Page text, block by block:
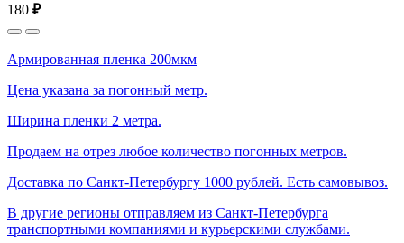
180 ₽
Армированная пленка 200мкм
Цена указана за погонный метр.
Ширина пленки 2 метра.
Продаем на отрез любое количество погонных метров.
Доставка по Санкт-Петербургу 1000 рублей. Есть самовывоз.
В другие регионы отправляем из Санкт-Петербурга
транспортными компаниями и курьерскими службами.